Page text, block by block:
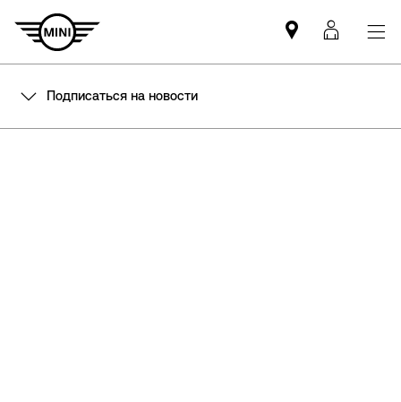
Mini
dealer
MyMini
login
Подписаться на новости